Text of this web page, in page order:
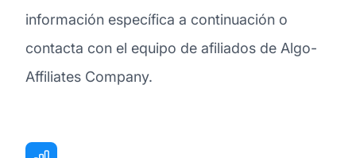
información específica a continuación o
contacta con el equipo de afiliados de Algo-
Affiliates Company.